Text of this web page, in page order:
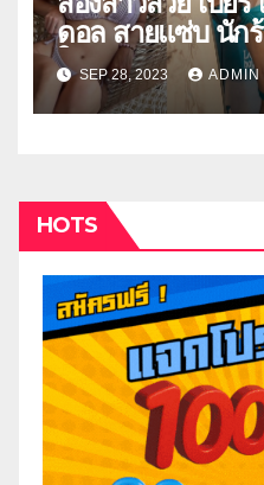
ดอล สายแซ่บ นัก
ใจหนุ่มๆ
SEP 28, 2023 ADMIN
HOTS